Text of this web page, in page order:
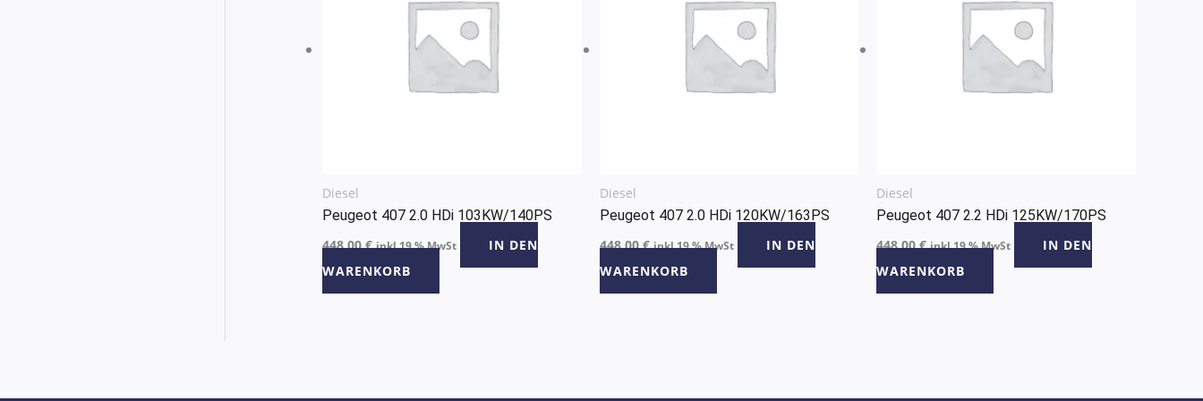
Diesel
Peugeot 407 2.0 HDi 103KW/140PS
448,00€ inkl 19 % MwSt
IN DEN
WARENKORB
Diesel
Peugeot 407 2.0 HDi 120KW/163PS
448,00€ inkl 19 % MwSt
IN DEN
WARENKORB
Diesel
Peugeot 407 2.2 HDi 125KW/170PS
448,00€ inkl 19 % MwSt
IN DEN
WARENKORB